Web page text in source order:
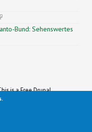
is external)
Bund: Sehenswertes
is a Free Drupal
Community by